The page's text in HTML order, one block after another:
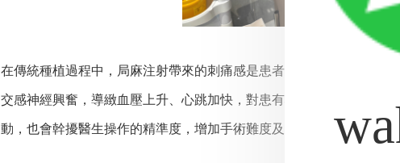
在傳統種植過程中，局麻注射帶來的刺痛感是患者恐懼的開端。疼痛
交感神經興奮，導緻血壓上升、心跳加快，對患有心血管基礎疾病的
動，也會幹擾醫生操作的精準度，增加手術難度及潛在併發症的發生概